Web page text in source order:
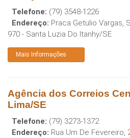
Telefone: (79) 3548-1226
Endereço: Praca Getulio Vargas,
970 - Santa Luzia Do Itanhy/SE
Mais Informações
Agência dos Correios
Lima/SE
Telefone: (79) 3273-1372
Endereço: Rua Um De Fevereiro,